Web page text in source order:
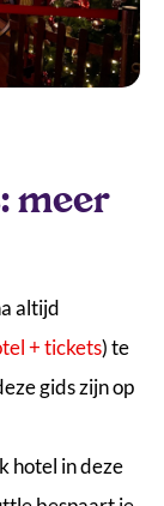
meer
altijd
+ tickets) te
gids zijn op
hotel in deze